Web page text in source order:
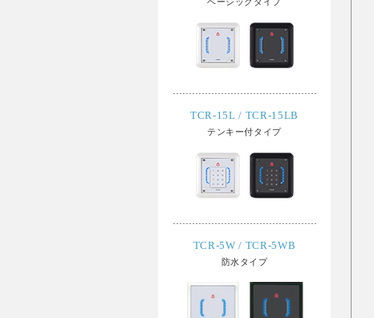
TCR-15L / TCR-15LB
テンキー付タイプ
TCR-5W / TCR-5WB
防水タイプ